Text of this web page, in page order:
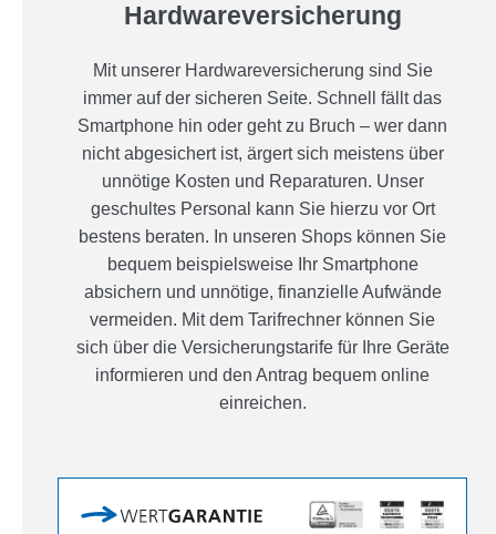
Hardwareversicherung
Mit unserer Hardwareversicherung sind Sie
immer auf der sicheren Seite. Schnell fällt das
Smartphone hin oder geht zu Bruch – wer dann
nicht abgesichert ist, ärgert sich meistens über
unnötige Kosten und Reparaturen. Unser
geschultes Personal kann Sie hierzu vor Ort
bestens beraten. In unseren Shops können Sie
bequem beispielsweise Ihr Smartphone
absichern und unnötige, finanzielle Aufwände
vermeiden. Mit dem Tarifrechner können Sie
sich über die Versicherungstarife für Ihre Geräte
informieren und den Antrag bequem online
einreichen.